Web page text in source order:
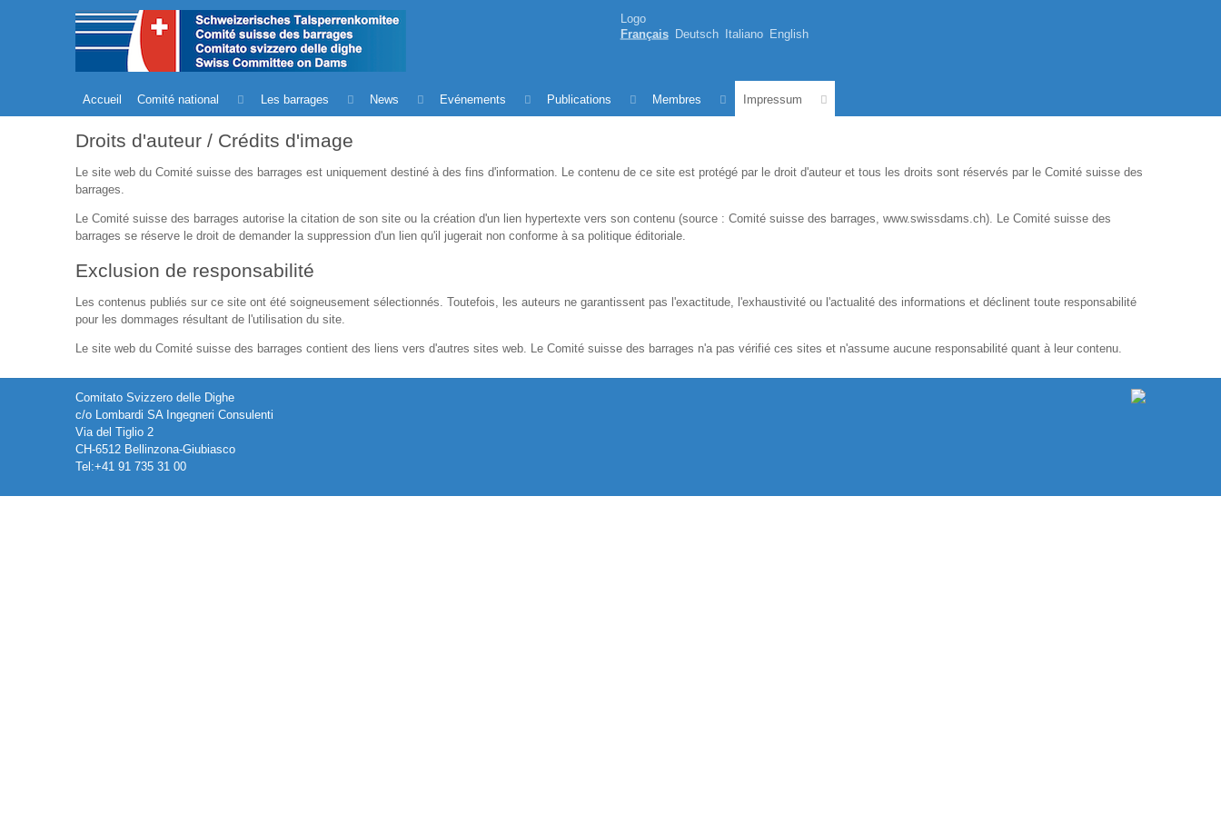
Logo
Français
Deutsch Italiano English
Accueil Comité national Les barrages News Evénements Publications Membres Impressum
Droits d'auteur / Crédits d'image
Le site web du Comité suisse des barrages est uniquement destiné à des fins d'information. Le contenu de ce site est protégé par le droit d'auteur et tous les droits sont réservés par le Comité suisse des
barrages.
Le Comité suisse des barrages autorise la citation de son site ou la création d'un lien hypertexte vers son contenu (source : Comité suisse des barrages, www.swissdams.ch). Le Comité suisse des
barrages se réserve le droit de demander la suppression d'un lien qu'il jugerait non conforme à sa politique éditoriale.
Exclusion de responsabilité
Les contenus publiés sur ce site ont été soigneusement sélectionnés. Toutefois, les auteurs ne garantissent pas l'exactitude, l'exhaustivité ou l'actualité des informations et déclinent toute responsabilité
pour les dommages résultant de l'utilisation du site.
Le site web du Comité suisse des barrages contient des liens vers d'autres sites web. Le Comité suisse des barrages n'a pas vérifié ces sites et n'assume aucune responsabilité quant à leur contenu.
Comitato Svizzero delle Dighe
c/o Lombardi SA Ingegneri Consulenti
Via del Tiglio 2
CH-6512 Bellinzona-Giubiasco
Tel:+41 91 735 31 00